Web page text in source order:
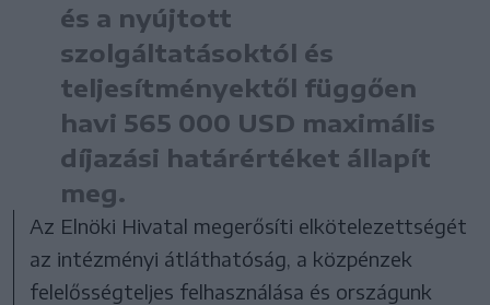
és a nyújtott
szolgáltatásoktól és
teljesítményektől függően
havi 565 000 USD maximális
díjazási határértéket állapít
meg.
Az Elnöki Hivatal megerősíti elkötelezettségét
az intézményi átláthatóság, a közpénzek
felelősségteljes felhasználása és országunk